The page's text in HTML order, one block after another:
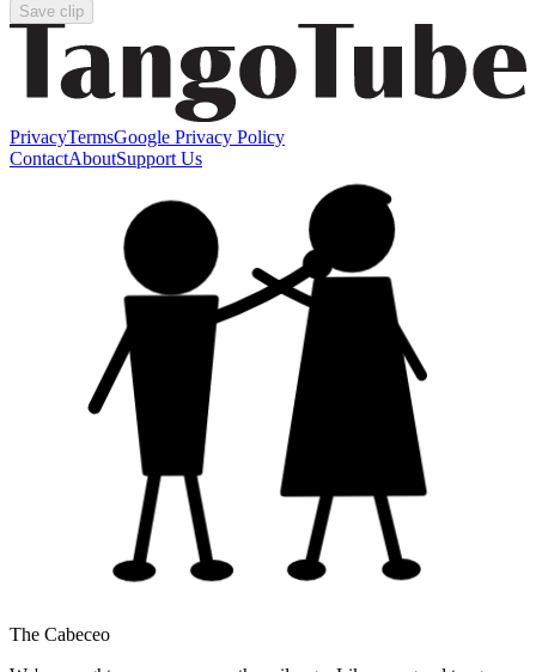
Save clip
PrivacyTermsGoogle Privacy Policy
ContactAboutSupport Us
The Cabeceo